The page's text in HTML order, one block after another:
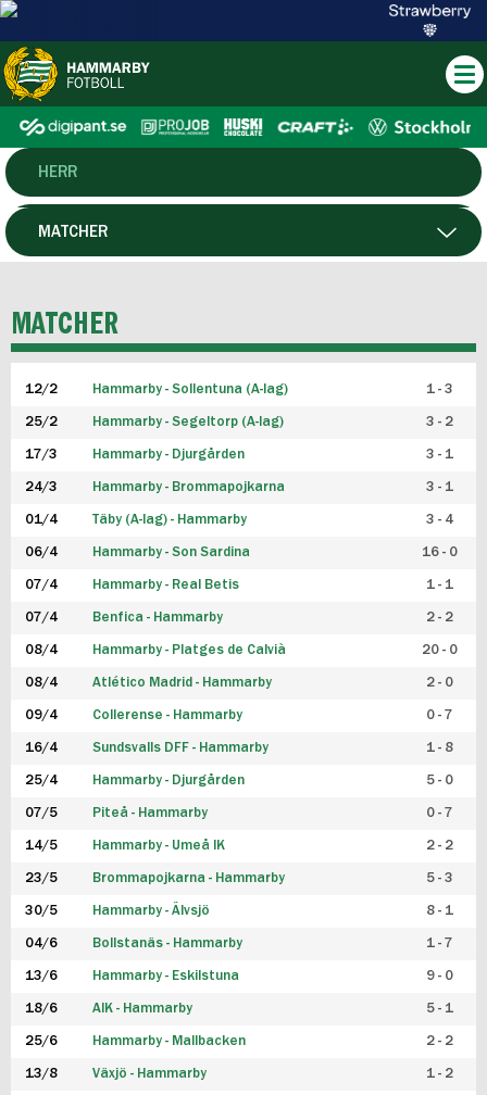
HERR
DAM
P19
F19
FUTSAL HERR
FUTSAL DAM
MATCHER
MATCHER
12/2 Hammarby - Sollentuna (A-lag) 1 - 3
25/2 Hammarby - Segeltorp (A-lag) 3 - 2
17/3 Hammarby - Djurgården 3 - 1
24/3 Hammarby - Brommapojkarna 3 - 1
01/4 Täby (A-lag) - Hammarby 3 - 4
06/4 Hammarby - Son Sardina 16 - 0
07/4 Hammarby - Real Betis 1 - 1
07/4 Benfica - Hammarby 2 - 2
08/4 Hammarby - Platges de Calvià 20 - 0
08/4 Atlético Madrid - Hammarby 2 - 0
09/4 Collerense - Hammarby 0 - 7
16/4 Sundsvalls DFF - Hammarby 1 - 8
25/4 Hammarby - Djurgården 5 - 0
07/5 Piteå - Hammarby 0 - 7
14/5 Hammarby - Umeå IK 2 - 2
23/5 Brommapojkarna - Hammarby 5 - 3
30/5 Hammarby - Älvsjö 8 - 1
04/6 Bollstanäs - Hammarby 1 - 7
13/6 Hammarby - Eskilstuna 9 - 0
18/6 AIK - Hammarby 5 - 1
25/6 Hammarby - Mallbacken 2 - 2
13/8 Växjö - Hammarby 1 - 2